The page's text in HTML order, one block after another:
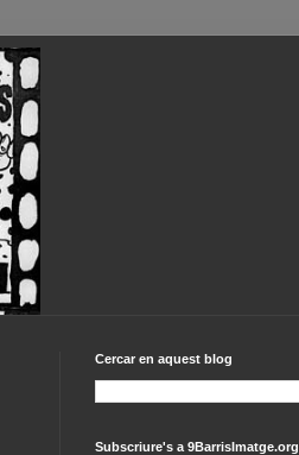
Cercar en aquest blog
Subscriure's a 9BarrisImatge.org